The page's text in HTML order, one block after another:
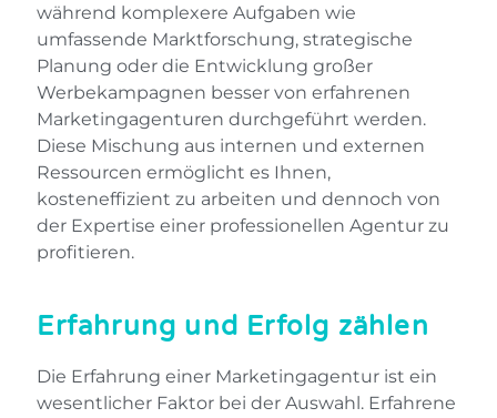
während komplexere Aufgaben wie
umfassende Marktforschung, strategische
Planung oder die Entwicklung großer
Werbekampagnen besser von erfahrenen
Marketingagenturen durchgeführt werden.
Diese Mischung aus internen und externen
Ressourcen ermöglicht es Ihnen,
kosteneffizient zu arbeiten und dennoch von
der Expertise einer professionellen Agentur zu
profitieren.
Erfahrung und Erfolg zählen
Die Erfahrung einer Marketingagentur ist ein
wesentlicher Faktor bei der Auswahl. Erfahrene